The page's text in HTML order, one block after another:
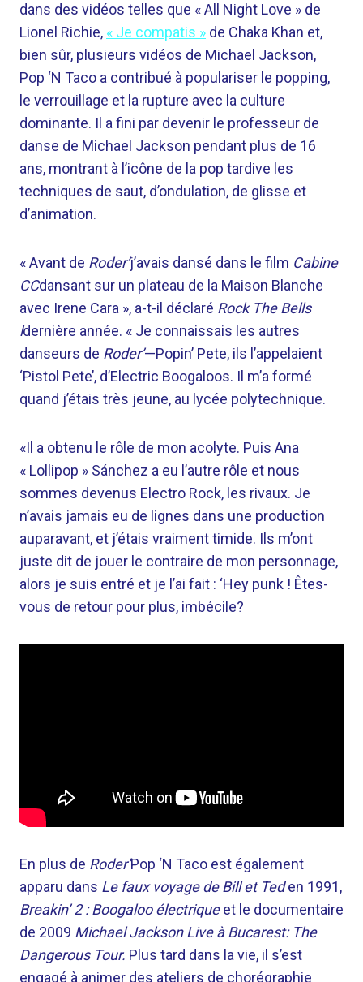
dans des vidéos telles que « All Night Love » de
Lionel Richie, « Je compatis » de Chaka Khan et,
bien sûr, plusieurs vidéos de Michael Jackson,
Pop ‘N Taco a contribué à populariser le popping,
le verrouillage et la rupture avec la culture
dominante. Il a fini par devenir le professeur de
danse de Michael Jackson pendant plus de 16
ans, montrant à l’icône de la pop tardive les
techniques de saut, d’ondulation, de glisse et
d’animation.
« Avant de Roder’j’avais dansé dans le film Cabine
CCdansant sur un plateau de la Maison Blanche
avec Irene Cara », a-t-il déclaré Rock The Bells
ldernière année. « Je connaissais les autres
danseurs de Roder’—Popin’ Pete, ils l’appelaient
‘Pistol Pete’, d’Electric Boogaloos. Il m’a formé
quand j’étais très jeune, au lycée polytechnique.
«Il a obtenu le rôle de mon acolyte. Puis Ana
« Lollipop » Sánchez a eu l’autre rôle et nous
sommes devenus Electro Rock, les rivaux. Je
n’avais jamais eu de lignes dans une production
auparavant, et j’étais vraiment timide. Ils m’ont
juste dit de jouer le contraire de mon personnage,
alors je suis entré et je l’ai fait : ‘Hey punk ! Êtes-
vous de retour pour plus, imbécile?
En plus de Roder’Pop ‘N Taco est également
apparu dans Le faux voyage de Bill et Teden 1991,
Breakin’ 2 : Boogaloo électriqueet le documentaire
de 2009 Michael Jackson Live à Bucarest: The
Dangerous Tour. Plus tard dans la vie, il s’est
engagé à animer des ateliers de chorégraphie